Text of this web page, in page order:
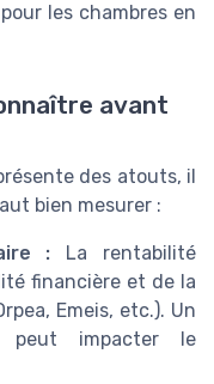
les chambres en
avant
des atouts, il
bien mesurer :
: La rentabilité
financière et de la
Emeis, etc.). Un
peut impacter le